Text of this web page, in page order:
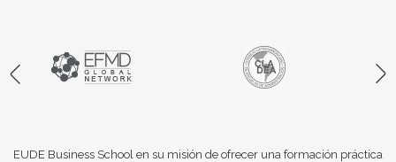
EUDE Business School en su misión de ofrecer una formación práctica